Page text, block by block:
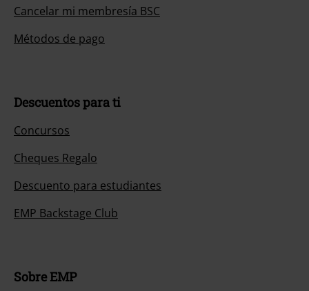
Cancelar mi membresía BSC
Métodos de pago
Descuentos para ti
Concursos
Cheques Regalo
Descuento para estudiantes
EMP Backstage Club
Sobre EMP